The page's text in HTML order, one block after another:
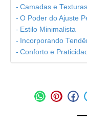
Camadas e Texturas
O Poder do Ajuste
Estilo Minimalista
Incorporando
Conforto e